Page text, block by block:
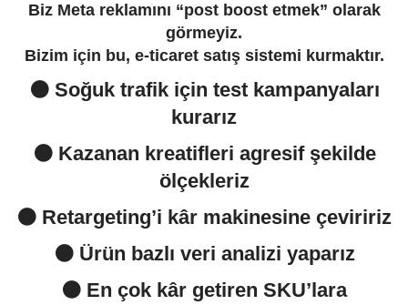
Biz Meta reklamını “post boost etmek” olarak
görmeyiz.
Bizim için bu, e-ticaret satış sistemi kurmaktır.
⚫️ Soğuk trafik için test kampanyaları
kurarız
⚫️ Kazanan kreatifleri agresif şekilde
ölçekleriz
⚫️ Retargeting’i kâr makinesine çeviririz
⚫️ Ürün bazlı veri analizi yaparız
⚫️ En çok kâr getiren SKU’lara